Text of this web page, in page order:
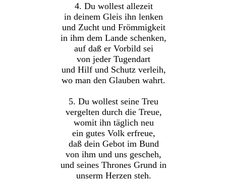
4. Du wollest allezeit
in deinem Gleis ihn lenken
und Zucht und Frömmigkeit
in ihm dem Lande schenken,
auf daß er Vorbild sei
von jeder Tugendart
und Hilf und Schutz verleih,
wo man den Glauben wahrt.
5. Du wollest seine Treu
vergelten durch die Treue,
womit ihn täglich neu
ein gutes Volk erfreue,
daß dein Gebot im Bund
von ihm und uns gescheh,
und seines Thrones Grund in
unserm Herzen steh.